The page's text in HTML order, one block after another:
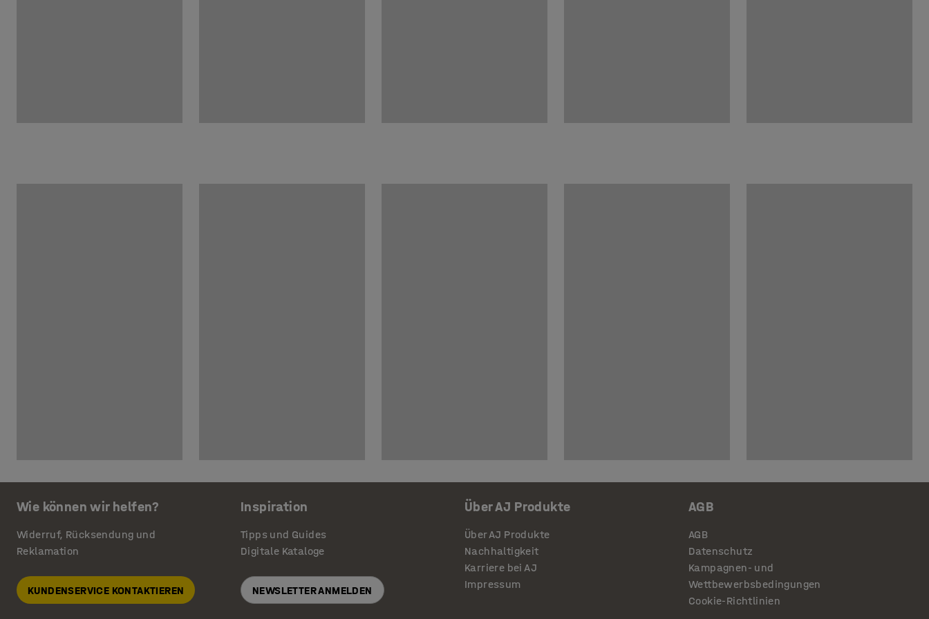
Wie können wir helfen?
Widerruf, Rücksendung und
Reklamation
KUNDENSERVICE KONTAKTIEREN
Inspiration
Tipps und Guides
Digitale Kataloge
NEWSLETTER ANMELDEN
Über AJ Produkte
Über AJ Produkte
Nachhaltigkeit
Karriere bei AJ
Impressum
AGB
AGB
Datenschutz
Kampagnen- und
Wettbewerbsbedingungen
Cookie-Richtlinien